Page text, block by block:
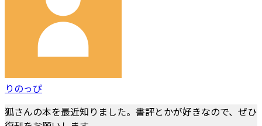
りのっぴ
狐さんの本を最近知りました。書評とかが好きなので、ぜひ